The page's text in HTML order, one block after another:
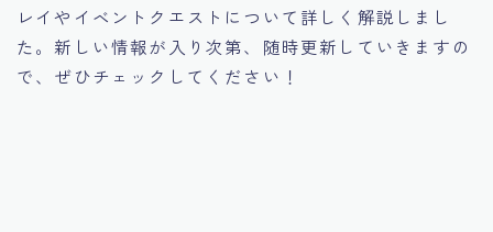
レイやイベントクエストについて詳しく解説しまし
た。新しい情報が入り次第、随時更新していきますの
で、ぜひチェックしてください！